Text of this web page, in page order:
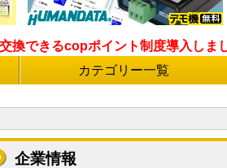
換できるcopポイント制度導入し
カテゴリー一覧
企業情報